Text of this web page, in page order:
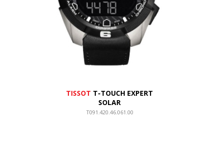
TISSOT T-TOUCH EXPERT
SOLAR
T091.420.46.061.00